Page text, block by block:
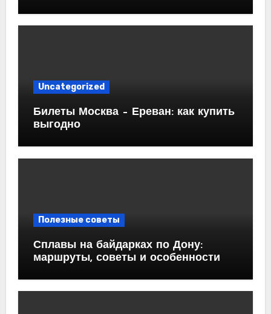
Uncategorized
Билеты Москва – Ереван: как купить
выгодно
Полезные советы
Сплавы на байдарках по Дону:
маршруты, советы и особенности